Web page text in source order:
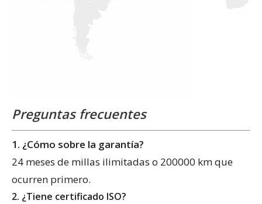
Preguntas frecuentes
1. ¿Cómo sobre la garantía?
24 meses de millas ilimitadas o 200000 km que
ocurren primero.
2. ¿Tiene certificado ISO?